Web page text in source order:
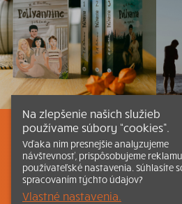
Listovať Obsah
Kontakt Tlačená
© 2026 katechizmus.sk |
Na zlepšenie našich služieb
používame súbory “cookies”.
Vďaka nim presnejšie analyzujeme
návštevnosť, prispôsobujeme
používateľské nastavenia. Súhlasíte
spracovaním týchto údajov?
Vlastné nastavenia.